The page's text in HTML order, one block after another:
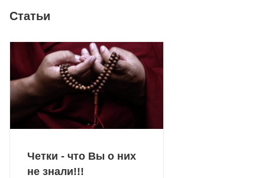
Статьи
Четки - что Вы о них
не знали!!!